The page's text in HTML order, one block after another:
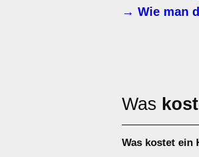
→ Wie man
Was
Was kostet ein